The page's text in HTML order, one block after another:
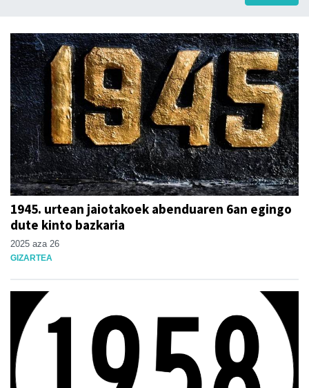
1945. urtean jaiotakoek abenduaren 6an egingo
dute kinto bazkaria
2025 aza 26
GIZARTEA